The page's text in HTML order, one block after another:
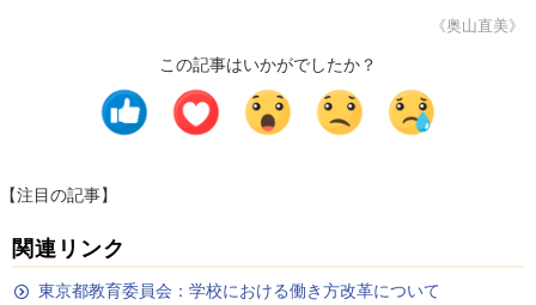
《奥山直美》
この記事はいかがでしたか？
【注目の記事】
関連リンク
東京都教育委員会：学校における働き方改革について